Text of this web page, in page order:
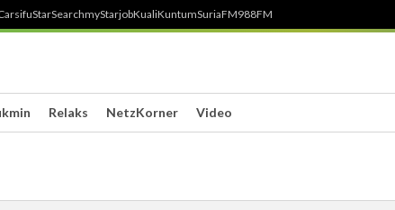
StarSearchmyStarjobKualiKuntumSuriaFM988FM
Relaks NetzKorner Video